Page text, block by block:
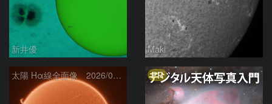
新井優 Maki
太陽 Hα線全面像 2026/08/06 PR